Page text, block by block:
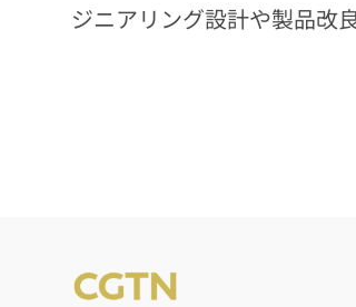
ジニアリング設計や製品改